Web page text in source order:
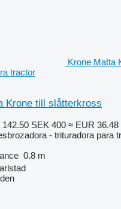
Krone Matta
tractor
Krone till slåtterkross
142.50 SEK 400 ≈ EUR 36.48
- trituradora para
0.8 m